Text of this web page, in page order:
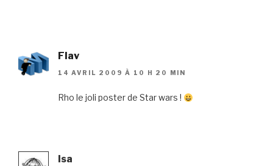
Flav
14 AVRIL 2009 À 10 H 20 MIN
Rho le joli poster de Star wars !
Isa